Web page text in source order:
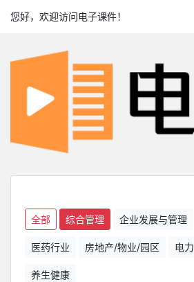
您好，欢迎访问电子课件！
全部 综合管理 企业发展与管理
医药行业 房地产/物业/园区 电力
养生健康